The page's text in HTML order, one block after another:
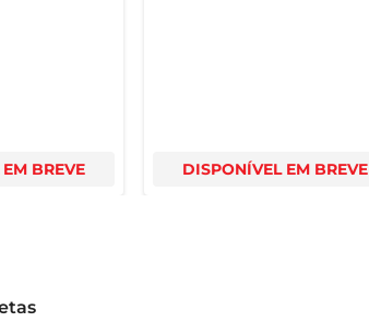
BREVE DISPONÍVEL EM BREVE